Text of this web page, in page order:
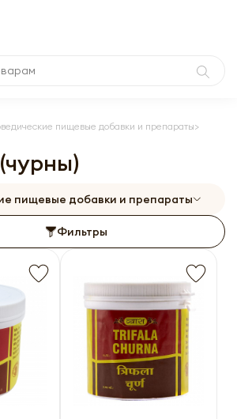
пищевые добавки и препараты
пищевые добавки и препараты
Фильтры